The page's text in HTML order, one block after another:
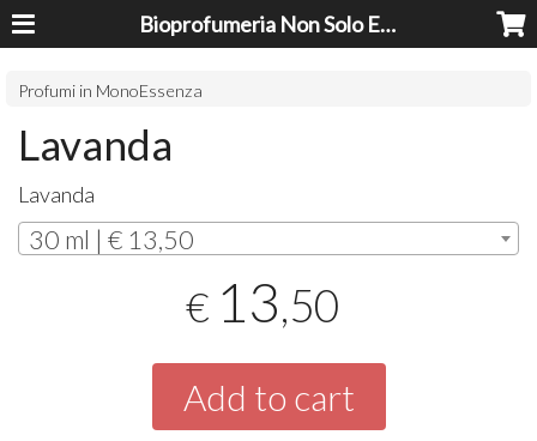
Bioprofumeria Non Solo Essenze
Profumi in MonoEssenza
Lavanda
Lavanda
30 ml | € 13,50
€ 13,50
Add to cart